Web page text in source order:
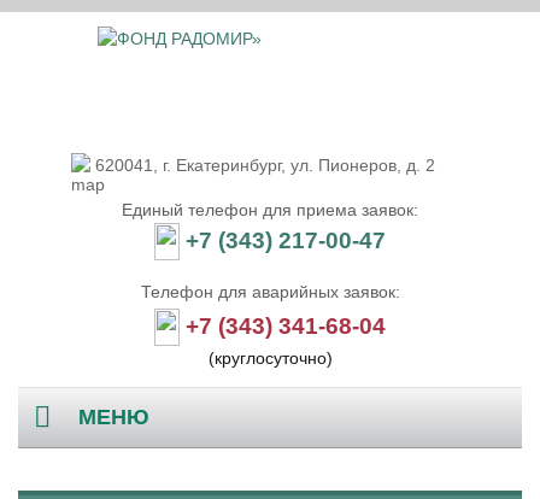
620041, г. Екатеринбург, ул. Пионеров, д. 2
Единый телефон для приема заявок:
+7 (343) 217-00-47
Телефон для аварийных заявок:
+7 (343) 341-68-04
(круглосуточно)
МЕНЮ